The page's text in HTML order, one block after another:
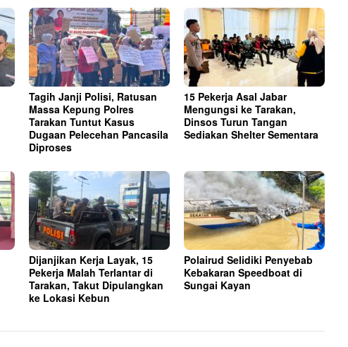
Tagih Janji Polisi, Ratusan
Massa Kepung Polres
Tarakan Tuntut Kasus
Dugaan Pelecehan Pancasila
Diproses
15 Pekerja Asal Jabar
Mengungsi ke Tarakan,
Dinsos Turun Tangan
Sediakan Shelter Sementara
Dijanjikan Kerja Layak, 15
Pekerja Malah Terlantar di
Tarakan, Takut Dipulangkan
ke Lokasi Kebun
Polairud Selidiki Penyebab
Kebakaran Speedboat di
Sungai Kayan